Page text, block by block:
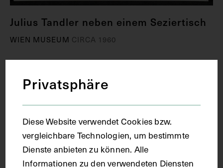
Julius Tandler neben einem Seziertisch
WIEN MUSEUM CIRCA 1960
Privatsphäre
Diese Website verwendet Cookies bzw.
vergleichbare Technologien, um bestimmte
Dienste anbieten zu können. Alle
Informationen zu den verwendeten Diensten